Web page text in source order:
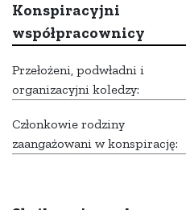
Konspiracyjni
współpracownicy
Przełożeni, podwładni i
organizacyjni koledzy:
Członkowie rodziny
zaangażowani w konspirację: